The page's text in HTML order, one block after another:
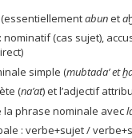
abuneta
nominatif (cas sujet),
simple (mubtada’ etḫ
(na’at) et l’adjectif
la phrase nominale avec
: verbe+sujet /